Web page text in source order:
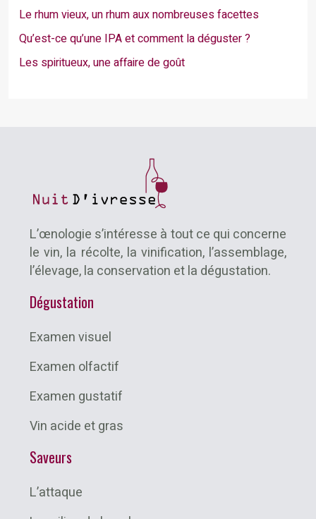
Le rhum vieux, un rhum aux nombreuses facettes
Qu’est-ce qu’une IPA et comment la déguster ?
Les spiritueux, une affaire de goût
L’œnologie s’intéresse à tout ce qui concerne
le vin, la récolte, la vinification, l’assemblage,
l’élevage, la conservation et la dégustation.
Dégustation
Examen visuel
Examen olfactif
Examen gustatif
Vin acide et gras
Saveurs
L’attaque